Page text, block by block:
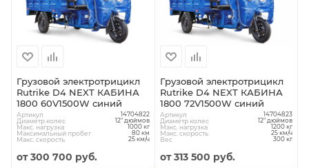
Грузовой электротрицикл
Rutrike D4 NEXT КАБИНА
1800 60V1500W синий
Артикул 14704822
Диаметр колес 12" дюймов
Макс. нагрузка 1000 кг
Максимальный пробег 80 км
Макс. скорость 25 км/ч
от300 700 руб.
Грузовой электротрицикл
Rutrike D4 NEXT КАБИНА
1800 72V1500W синий
Артикул 14704823
Диаметр колес 12" дюймов
Макс. нагрузка 1200 кг
Макс. скорость 25 км/ч
Вес 300 кг
от313 500 руб.